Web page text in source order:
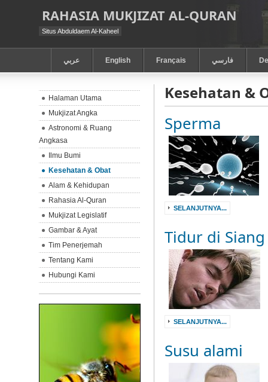
RAHASIA MUKJIZAT AL-QURAN
Situs Abduldaem Al-Kaheel
عربي English Français فارسي
Kesehatan &
Sperma
SELANJUTNYA...
Tidur di
SELANJUTNYA...
Susu alami
Halaman Utama
Mukjizat Angka
Astronomi & Ruang
Angkasa
Ilmu Bumi
Kesehatan & Obat
Alam & Kehidupan
Rahasia Al-Quran
Mukjizat Legislatif
Gambar & Ayat
Tim Penerjemah
Tentang Kami
Hubungi Kami